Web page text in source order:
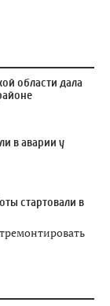
области дала
в аварии у
стартовали в